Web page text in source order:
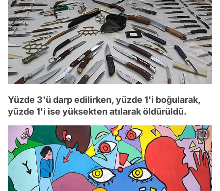
Yüzde 3'ü darp edilirken, yüzde 1'i boğularak,
yüzde 1'i ise yüksekten atılarak öldürüldü.